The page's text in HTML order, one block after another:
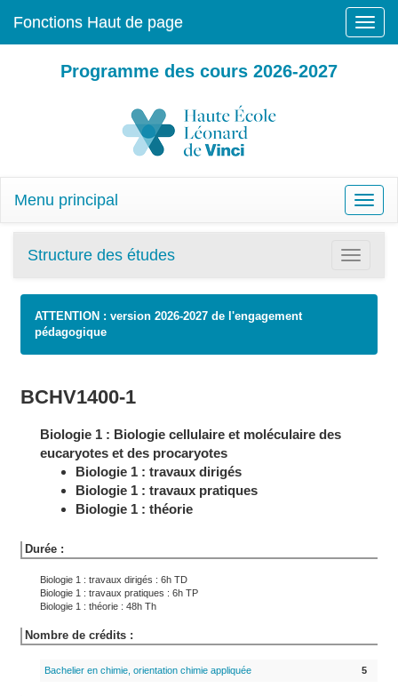
Toggle
Fonctions Haut de page
Programme des cours 2026-2027
Toggle
Menu principal
Toggle
Structure des études
ATTENTION : version 2026-2027 de l'engagement
pédagogique
BCHV1400-1
Biologie 1 : Biologie cellulaire et moléculaire des
eucaryotes et des procaryotes
Biologie 1 : travaux dirigés
Biologie 1 : travaux pratiques
Biologie 1 : théorie
Durée :
Biologie 1 : travaux dirigés : 6h TD
Biologie 1 : travaux pratiques : 6h TP
Biologie 1 : théorie : 48h Th
Nombre de crédits :
Bachelier en chimie, orientation chimie appliquée 5